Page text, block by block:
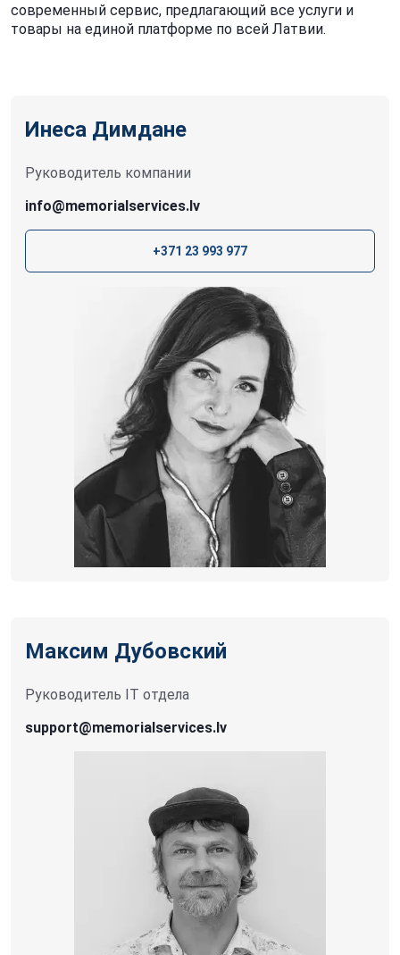
современный сервис, предлагающий все услуги и
товары на единой платформе по всей Латвии.
Инеса Димдане
Руководитель компании
info@memorialservices.lv
+371 23 993 977
Максим Дубовский
Руководитель IT отдела
support@memorialservices.lv